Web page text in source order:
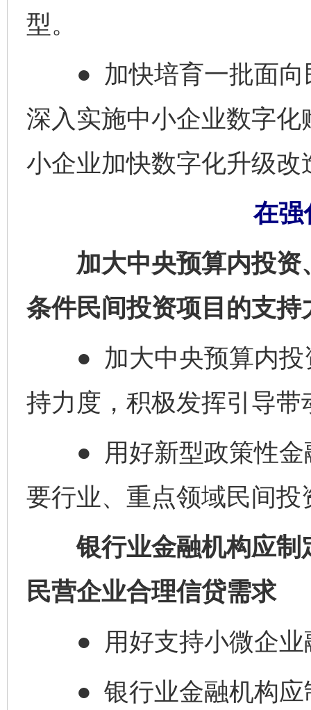
型。
● 加快培育一批面向
深入实施中小企业数字
小企业加快数字化升级改
在强
加大中央预算内投资
条件民间投资项目的支持
● 加大中央预算内投
持力度，积极发挥引导带
● 用好新型政策性金
要行业、重点领域民间
银行业金融机构应制
民营企业合理信贷需求
● 用好支持小微企业
● 银行业金融机构应